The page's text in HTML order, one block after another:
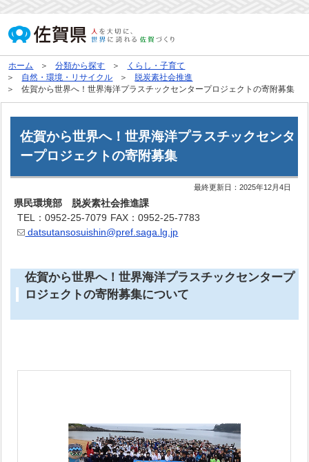
ホーム 分類から探す
くらし・子育て
自然・環境・リサイクル
脱炭素社会推進
佐賀から世界へ！世界海洋プラスチックセンタープロジェクトの寄附募集
佐賀から世界へ！世界海洋プラスチックセンタ
ープロジェクトの寄附募集
最終更新日：2025年12月4日
県民環境部 脱炭素社会推進課
TEL：0952-25-7079 FAX：0952-25-7783
datsutansosuishin@pref.saga.lg.jp
佐賀から世界へ！世界海洋プラスチックセンタープ
ロジェクトの寄附募集について